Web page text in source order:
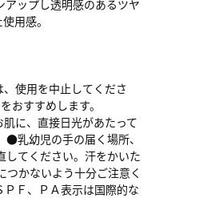
ップし透明感のあるツヤ
用感。
使用を中止してくださ
をおすすめします。
に、直接日光があたって
乳幼児の手の届く場所、
てください。汗をかいた
かないよう十分ご注意く
Ｆ、ＰＡ表示は国際的な